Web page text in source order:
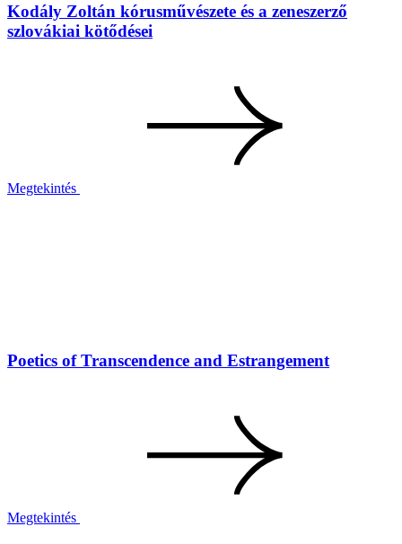
Kodály Zoltán kórusművészete és a zeneszerző
szlovákiai kötődései
Megtekintés
Poetics of Transcendence and Estrangement
Megtekintés